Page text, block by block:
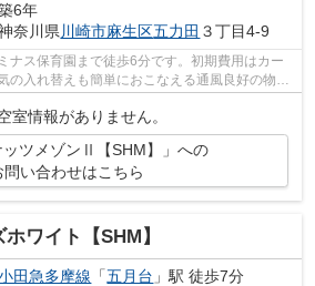
6年
奈川県川崎市麻生区五力田 ３丁目4-9
ナス保育園まで徒歩6分です。初期費用はカー
の入れ替えも簡単におこなえる通風良好の物件
室情報がありません。
ッツメゾンⅡ【SHM】」への
問い合わせはこちら
ホワイト【SHM】
田急多摩線 「五月台 」駅 徒歩7分